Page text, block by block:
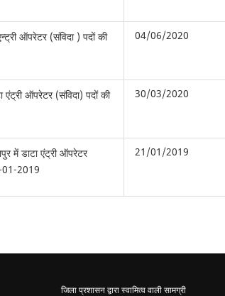
ऑपरेटर (संविदा ) पदों की
04/06/2020
ऑपरेटर (संविदा) पदों की
30/03/2020
में डाटा एंट्री ऑपरेटर
01-2019
21/01/2019
जिला प्रशासन द्वारा स्वामित्व वाली सामग्री